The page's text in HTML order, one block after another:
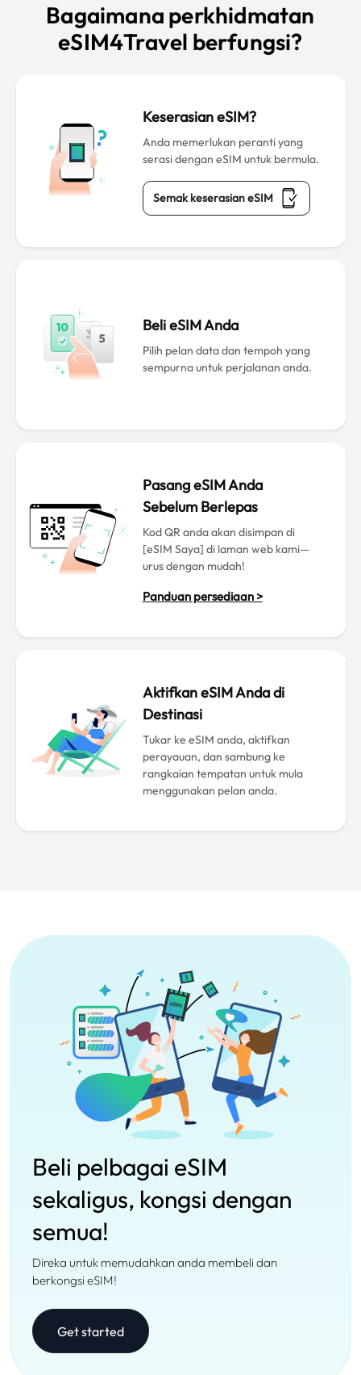
Bagaimana perkhidmatan
eSIM4Travel berfungsi?
Keserasian eSIM?
Anda memerlukan peranti yang
serasi dengan eSIM untuk bermula.
Semak keserasian eSIM
Beli eSIM Anda
Pilih pelan data dan tempoh yang
sempurna untuk perjalanan anda.
Pasang eSIM Anda
Sebelum Berlepas
Kod QR anda akan disimpan di
[eSIM Saya] di laman web kami—
urus dengan mudah!
Panduan persediaan >
Aktifkan eSIM Anda di
Destinasi
Tukar ke eSIM anda, aktifkan
perayauan, dan sambung ke
rangkaian tempatan untuk mula
menggunakan pelan anda.
Beli pelbagai eSIM
sekaligus, kongsi dengan
semua!
Direka untuk memudahkan anda membeli dan
berkongsi eSIM!
Get started